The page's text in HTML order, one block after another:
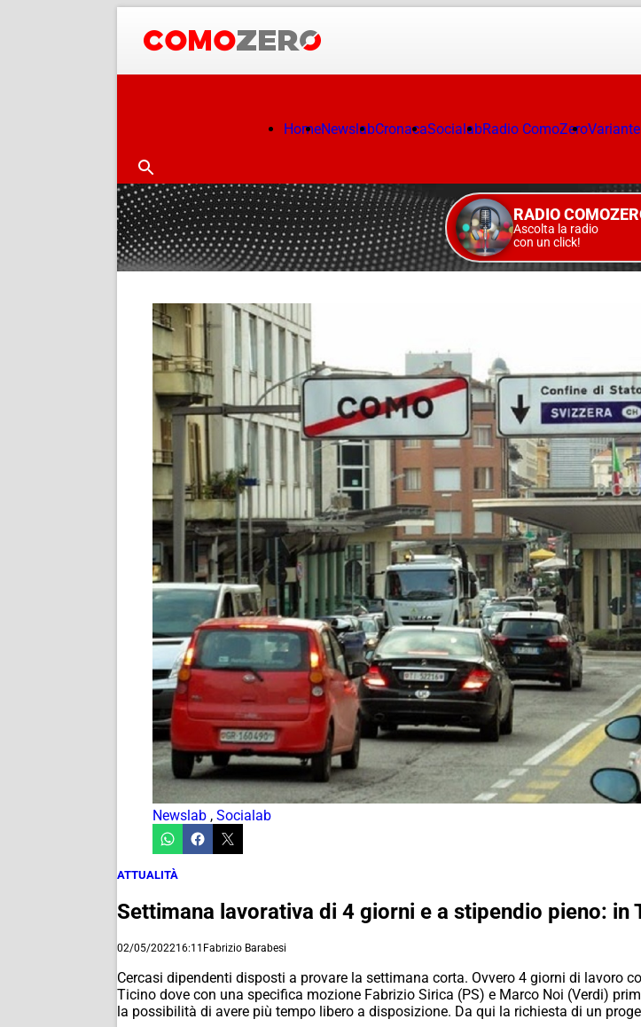
HomeNewslabCronacaSocialabRadio ComoZero
RADIO
Ascolta la radio
con un click!
Newslab , Socialab
ATTUALITÀ
Settimana lavorativa di 4 giorni e a stipendio pieno: in
02/05/202216:11 Fabrizio Barabesi
Cercasi dipendenti disposti a provare la settimana corta. Ovvero 4 giorni di lavoro
Ticino dove con una specifica mozione Fabrizio Sirica (PS) e Marco Noi (Verdi)
la possibilità di avere più tempo libero a disposizione. Da qui la richiesta di un